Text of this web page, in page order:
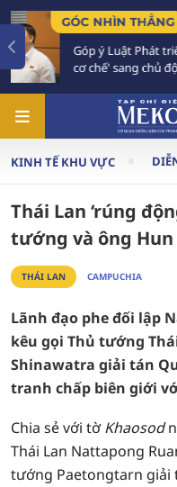
từ 'xin
KINH TẾ KHU VỰC
Thái Lan ‘rúng
tướng và ông Hun
THÁI LAN CAMPUCHIA
Lãnh đạo phe đối lập
kêu gọi Thủ tướng
Shinawatra giải tán
tranh chấp biên giới
Chia sẻ với tờKhaosod
Thái Lan Nattapong
tướng Paetongtarn giải